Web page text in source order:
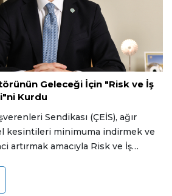
Geleceği İçin "Risk ve İş
Kurdu
Sendikası (ÇEİS), ağır
kesintileri minimuma indirmek ve
artırmak amacıyla Risk ve İş
komite, üye fabrikalardan gelen
risk envanterini oluşturuyor.